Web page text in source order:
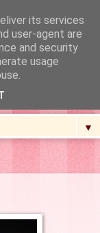
▼
its services
user-agent are
and security
usage